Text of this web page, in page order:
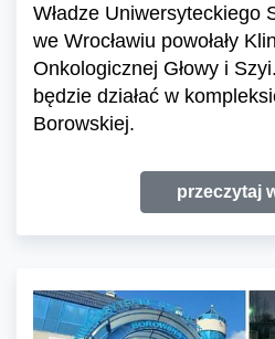
Władze Uniwersyteckiego
we Wrocławiu powołały
Onkologicznej Głowy i
będzie działać w
Borowskiej.
przeczytaj